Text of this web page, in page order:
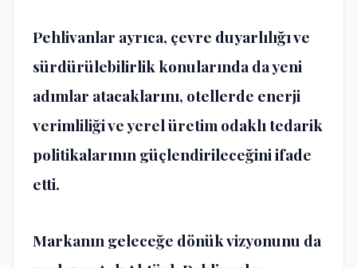
Pehlivanlar ayrıca, çevre duyarlılığı ve
sürdürülebilirlik konularında da yeni
adımlar atacaklarını, otellerde enerji
verimliliği ve yerel üretim odaklı tedarik
politikalarının güçlendirileceğini ifade
etti.
Markanın geleceğe dönük vizyonunu da